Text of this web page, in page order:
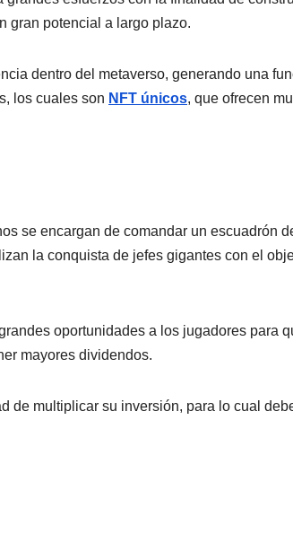
gran potencial a largo plazo.
dentro del metaverso, generando una
los cuales son NFT únicos, que ofrecen
se encargan de comandar un escuadrón
la conquista de jefes gigantes con el
oportunidades a los jugadores para
mayores dividendos.
de multiplicar su inversión, para lo cual